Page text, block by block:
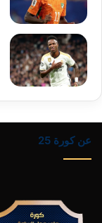
عن كورة 25